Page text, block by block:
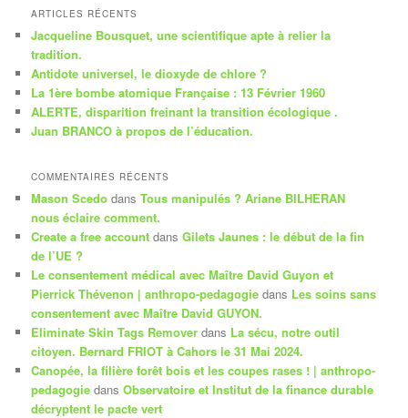
h
r
c
h
e
ARTICLES RÉCENTS
Jacqueline Bousquet, une scientifique apte à relier la
tradition.
Antidote universel, le dioxyde de chlore ?
La 1ère bombe atomique Française : 13 Février 1960
ALERTE, disparition freinant la transition écologique .
Juan BRANCO à propos de l’éducation.
COMMENTAIRES RÉCENTS
Mason Scedo dansTous manipulés ? Ariane BILHERAN
nous éclaire comment.
Create a free account dansGilets Jaunes : le début de la fin
de l’UE ?
Le consentement médical avec Maître David Guyon et
Pierrick Thévenon | anthropo-pedagogie dans Les soins sans
consentement avec Maître David GUYON.
Eliminate Skin Tags Remover dans La sécu, notre outil
citoyen. Bernard FRIOT à Cahors le 31 Mai 2024.
Canopée, la filière forêt bois et les coupes rases ! | anthropo-
pedagogie dansObservatoire et Institut de la finance durable
décryptent le pacte vert